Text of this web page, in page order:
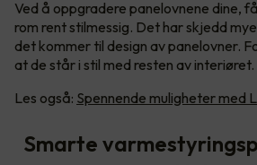
Ved å oppgradere panelovnene dine,
rom rent stilmessig. Det har skjedd
det kommer til design av panelovner.
at de står i stil med resten av interiøret.
Les også: Spennende muligheter med
Smarte